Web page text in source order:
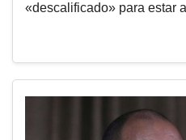
«descalificado» para estar